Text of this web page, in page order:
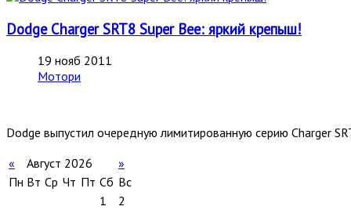
Dodge Charger SRT8 Super Bee: яркий крепыш!
19 нояб 2011
Мотори
Dodge выпустил очередную лимитированную серию Charger
«
Август 2026
»
Пн Вт Ср Чт Пт Сб Вс
1
2